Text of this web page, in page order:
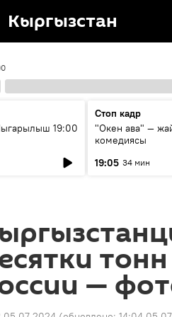
Кыргызстан
19:00
Стоп кадр
"Окен ава" —
комедиясы
19:05 34 мин
—